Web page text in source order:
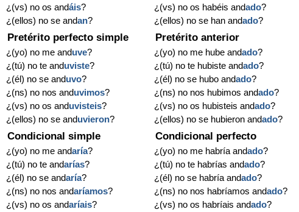
¿(vs) no os andáis?
¿(ellos) no se andan?
¿(vs) no os habéis andado?
¿(ellos) no se han andado?
Pretérito perfecto simple
¿(yo) no me anduve?
¿(tú) no te anduviste?
¿(él) no se anduvo?
¿(ns) no nos anduvimos?
¿(vs) no os anduvisteis?
¿(ellos) no se anduvieron?
Pretérito anterior
¿(yo) no me hube andado?
¿(tú) no te hubiste andado?
¿(él) no se hubo andado?
¿(ns) no nos hubimos andado?
¿(vs) no os hubisteis andado?
¿(ellos) no se hubieron andado?
Condicional simple
¿(yo) no me andaría?
¿(tú) no te andarías?
¿(él) no se andaría?
¿(ns) no nos andaríamos?
¿(vs) no os andaríais?
Condicional perfecto
¿(yo) no me habría andado?
¿(tú) no te habrías andado?
¿(él) no se habría andado?
¿(ns) no nos habríamos andado?
¿(vs) no os habríais andado?